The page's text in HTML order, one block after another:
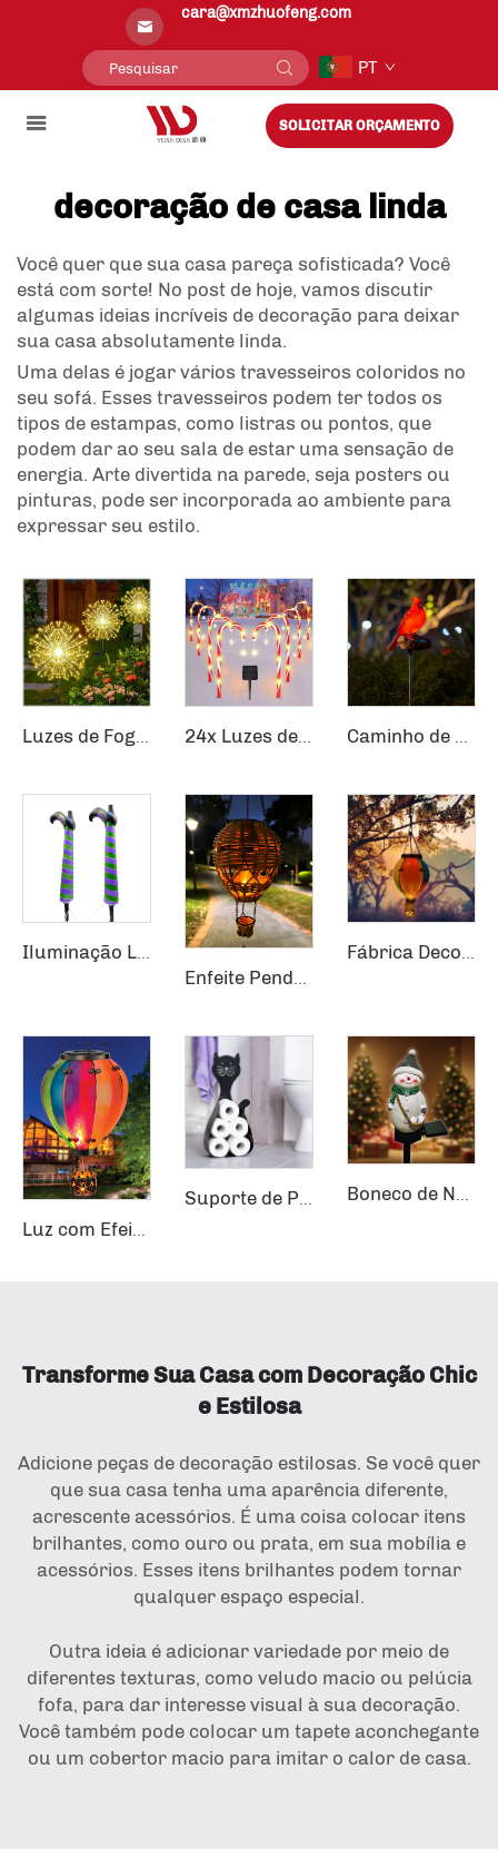
cara@xmzhuofeng.com
PT
SOLICITAR ORÇAMENTO
decoração de casa linda
Você quer que sua casa pareça sofisticada? Você
está com sorte! No post de hoje, vamos discutir
algumas ideias incríveis de decoração para deixar
sua casa absolutamente linda.
Uma delas é jogar vários travesseiros coloridos no
seu sofá. Esses travesseiros podem ter todos os
tipos de estampas, como listras ou pontos, que
podem dar ao seu sala de estar uma sensação de
energia. Arte divertida na parede, seja posters ou
pinturas, pode ser incorporada ao ambiente para
expressar seu estilo.
Luzes de Fogos de Artifício Impermeáveis para Uso Externo Luzes de Dente-de-Leão Piscando Cordão de Luzes de Fadas com 120 LEDs Luminárias Solares para Gramado 24x Luzes de Caminho de Natal Solar para Decoração Externa de Caminhos Caminho de Natal Jardim Sensor Festivo Azevinho Vermelho Passarinho Cardeais Luz Solar Estaca
Iluminação LED para Jardim com Pernas de Bruxa e Conector para o Solo, Suprimentos para Feriados de Halloween e Natal
Fábrica Decoração de Jardim Chama Flickering Solar Balão Quente Pendurado Lanterna
Luz com Efeito de Chama Flickering, Decoração de Jardim com Balão de Ar Quente, Lâmpada Pendurada Solar com Balão Quente
Transforme Sua Casa com Decoração Chic
e Estilosa
Adicione peças de decoração estilosas. Se você quer
que sua casa tenha uma aparência diferente,
acrescente acessórios. É uma coisa colocar itens
brilhantes, como ouro ou prata, em sua mobília e
acessórios. Esses itens brilhantes podem tornar
qualquer espaço especial.
Outra ideia é adicionar variedade por meio de
diferentes texturas, como veludo macio ou pelúcia
fofa, para dar interesse visual à sua decoração.
Você também pode colocar um tapete aconchegante
ou um cobertor macio para imitar o calor de casa.